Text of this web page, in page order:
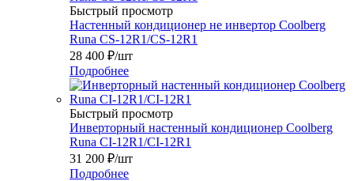
Быстрый просмотр
Настенный кондиционер не инвертор Coolberg
Runa CS-12R1/CS-12R1
28 400 ₽/шт
Подробнее
Быстрый просмотр
Инверторный настенный кондиционер Coolberg
Runa CI-12R1/CI-12R1
31 200 ₽/шт
Подробнее